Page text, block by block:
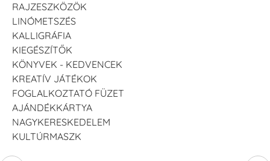
RAJZESZKÖZÖK
LINÓMETSZÉS
KALLIGRÁFIA
KIEGÉSZÍTŐK
KÖNYVEK - KEDVENCEK
KREATÍV JÁTÉKOK
FOGLALKOZTATÓ FÜZET
AJÁNDÉKKÁRTYA
NAGYKERESKEDELEM
KULTÚRMASZK